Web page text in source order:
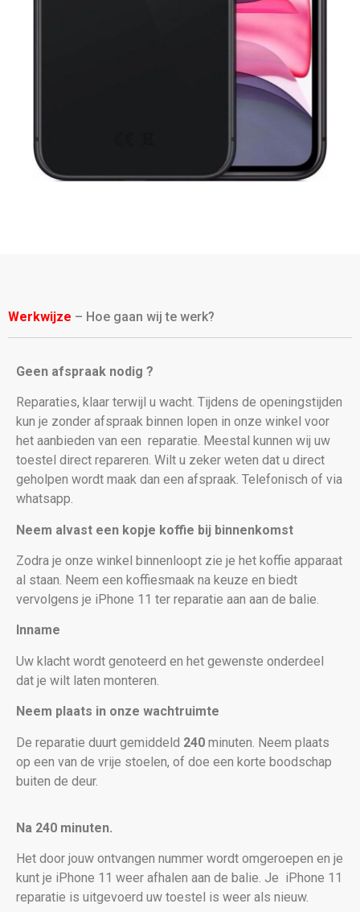
Werkwijze – Hoe gaan wij te werk?
Geen afspraak nodig ?
Reparaties, klaar terwijl u wacht. Tijdens de openingstijden
kun je zonder afspraak binnen lopen in onze winkel voor
het aanbieden van een reparatie. Meestal kunnen wij uw
toestel direct repareren. Wilt u zeker weten dat u direct
geholpen wordt maak dan een afspraak. Telefonisch of via
whatsapp.
Neem alvast een kopje koffie bij binnenkomst
Zodra je onze winkel binnenloopt zie je het koffie apparaat
al staan. Neem een koffiesmaak na keuze en biedt
vervolgens je iPhone 11 ter reparatie aan aan de balie.
Inname
Uw klacht wordt genoteerd en het gewenste onderdeel
dat je wilt laten monteren.
Neem plaats in onze wachtruimte
De reparatie duurt gemiddeld 240 minuten. Neem plaats
op een van de vrije stoelen, of doe een korte boodschap
buiten de deur.
Na 240 minuten.
Het door jouw ontvangen nummer wordt omgeroepen en je
kunt je iPhone 11 weer afhalen aan de balie. Je iPhone 11
reparatie is uitgevoerd uw toestel is weer als nieuw.